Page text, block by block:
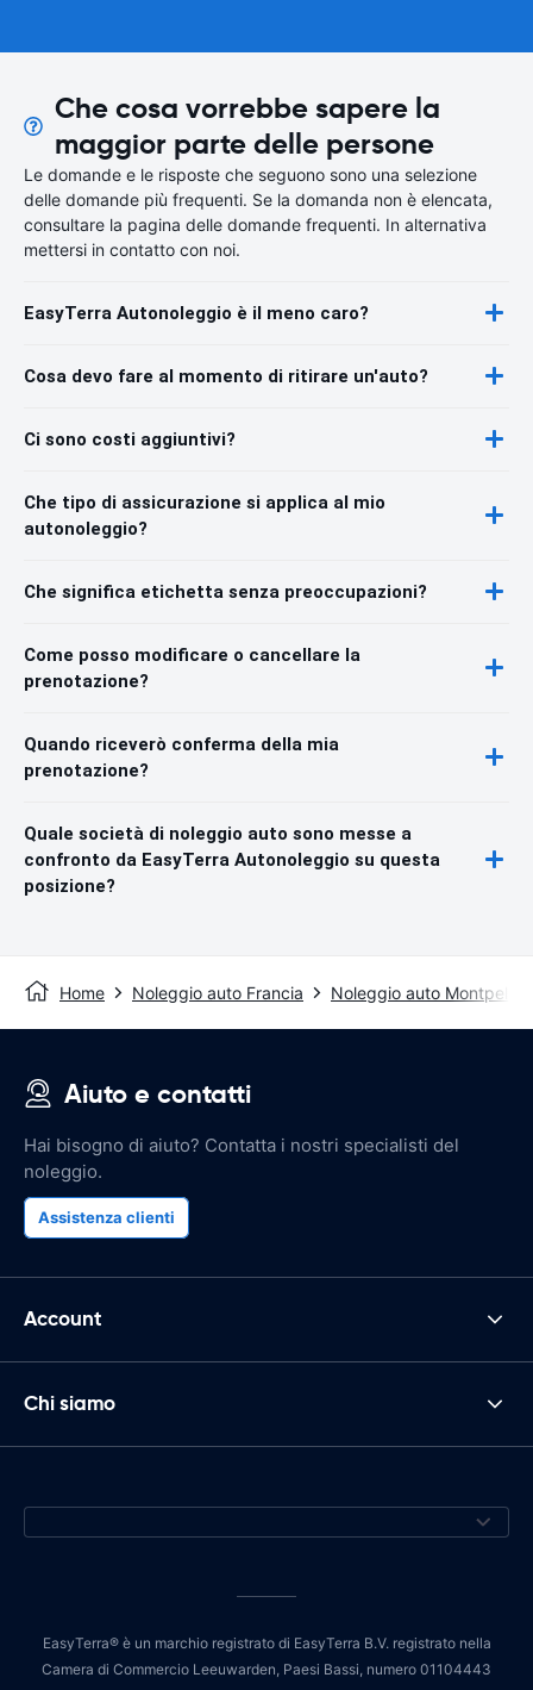
Che cosa vorrebbe sapere la
maggior parte delle persone
Le domande e le risposte che seguono sono una selezione
delle domande più frequenti. Se la domanda non è elencata,
consultare la pagina delle domande frequenti. In alternativa
mettersi in contatto con noi.
EasyTerra Autonoleggio è il meno caro?
Cosa devo fare al momento di ritirare un'auto?
Ci sono costi aggiuntivi?
Che tipo di assicurazione si applica al mio
autonoleggio?
Che significa etichetta senza preoccupazioni?
Come posso modificare o cancellare la
prenotazione?
Quando riceverò conferma della mia
prenotazione?
Quale società di noleggio auto sono messe a
confronto da EasyTerra Autonoleggio su questa
posizione?
Home Noleggio auto Francia Noleggio auto Montpellier
Aiuto e contatti
Hai bisogno di aiuto? Contatta i nostri specialisti del
noleggio.
Assistenza clienti
Account
Chi siamo
EasyTerra® è un marchio registrato di EasyTerra B.V. registrato nella
Camera di Commercio Leeuwarden, Paesi Bassi, numero 01104443